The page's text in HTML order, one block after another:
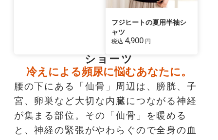
フジヒートの夏用半袖シ
ャツ
税込 4,900 円
ショーツ
冷えによる頻尿に悩むあなたに。
腰の下にある「仙骨」周辺は、膀胱、子
宮、卵巣など大切な内臓につながる神経
が集まる部位。その「仙骨」を暖める
と、神経の緊張がやわらぐので全身の血